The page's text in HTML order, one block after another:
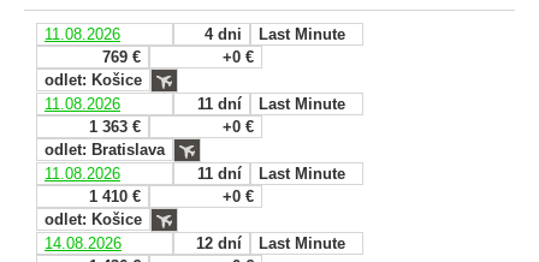
11.08.2026 4 dni
Last Minute
769 €
+0 €
odlet: Košice
11.08.2026
11 dní
Last Minute
1 363 €
+0 €
odlet: Bratislava
11.08.2026
11 dní
Last Minute
1 410 €
+0 €
odlet: Košice
14.08.2026
12 dní
Last Minute